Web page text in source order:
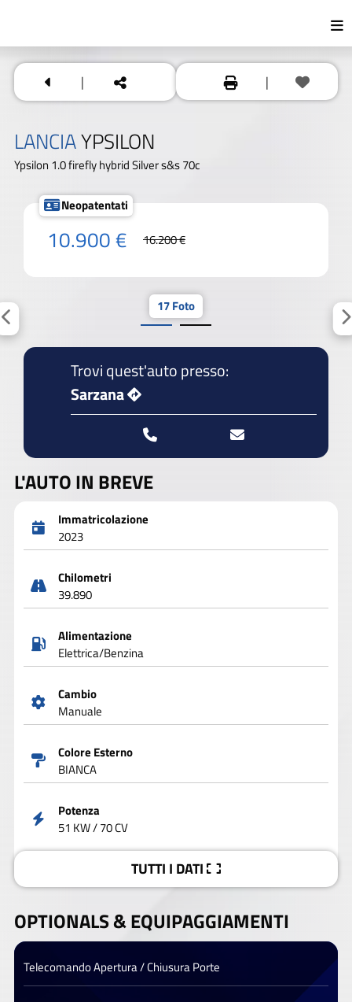
| |
LANCIAYPSILON
Ypsilon 1.0 firefly hybrid Silver s&s 70c
Neopatentati
10.900 € 16.200 €
17 Foto
Trovi quest'auto presso:
Sarzana
L'AUTO IN BREVE
Immatricolazione
2023
Chilometri
39.890
Alimentazione
Elettrica/Benzina
Cambio
Manuale
Colore Esterno
BIANCA
Potenza
51 KW / 70 CV
TUTTI I DATI
OPTIONALS &EQUIPAGGIAMENTI
Telecomando Apertura / Chiusura Porte